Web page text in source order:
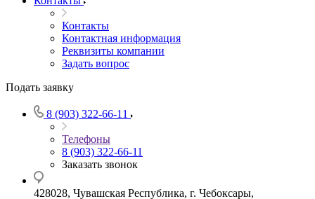
Контакты
Контактная информация
Реквизиты компании
Задать вопрос
Подать заявку
8 (903) 322-66-11
Телефоны
8 (903) 322-66-11
Заказать звонок
428028, Чувашская Республика, г. Чебоксары,